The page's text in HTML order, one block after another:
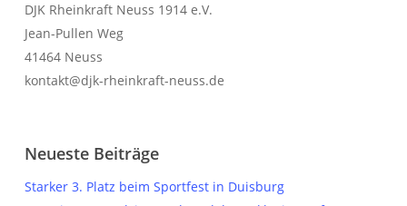
DJK Rheinkraft Neuss 1914 e.V.
Jean-Pullen Weg
41464 Neuss
kontakt@djk-rheinkraft-neuss.de
Neueste Beiträge
Starker 3. Platz beim Sportfest in Duisburg